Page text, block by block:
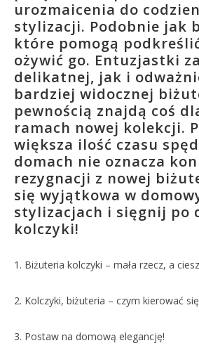
urozmaicenia do
stylizacji. Podobnie jak
które pomogą
ożywić go. Entuzjastki
delikatnej, jak i
bardziej widocznej
pewnością znajdą coś
ramach nowej kolekcji.
większa ilość czasu
domach nie oznacza
rezygnacji z nowej
się wyjątkowa w
stylizacjach i sięgnij po
kolczyki!
1. Biżuteria kolczyki – mała rzecz, a
2. Kolczyki, biżuteria – czym kierować
3. Postaw na domową elegancję!